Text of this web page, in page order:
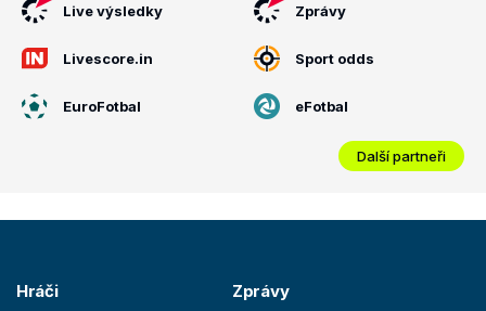
Live výsledky Zprávy
Livescore.in Sport odds
EuroFotbal eFotbal
Další partneři
Hráči Zprávy